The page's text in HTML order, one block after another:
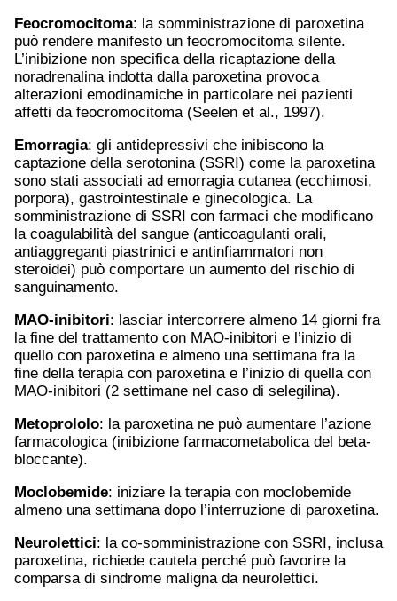
Feocromocitoma: la somministrazione di paroxetina
può rendere manifesto un feocromocitoma silente.
L’inibizione non specifica della ricaptazione della
noradrenalina indotta dalla paroxetina provoca
alterazioni emodinamiche in particolare nei pazienti
affetti da feocromocitoma (Seelen et al., 1997).
Emorragia: gli antidepressivi che inibiscono la
captazione della serotonina (SSRI) come la paroxetina
sono stati associati ad emorragia cutanea (ecchimosi,
porpora), gastrointestinale e ginecologica. La
somministrazione di SSRI con farmaci che modificano
la coagulabilità del sangue (anticoagulanti orali,
antiaggreganti piastrinici e antinfiammatori non
steroidei) può comportare un aumento del rischio di
sanguinamento.
MAO-inibitori: lasciar intercorrere almeno 14 giorni fra
la fine del trattamento con MAO-inibitori e l’inizio di
quello con paroxetina e almeno una settimana fra la
fine della terapia con paroxetina e l’inizio di quella con
MAO-inibitori (2 settimane nel caso di selegilina).
Metoprololo: la paroxetina ne può aumentare l’azione
farmacologica (inibizione farmacometabolica del beta-
bloccante).
Moclobemide: iniziare la terapia con moclobemide
almeno una settimana dopo l’interruzione di paroxetina.
Neurolettici: la co-somministrazione con SSRI, inclusa
paroxetina, richiede cautela perché può favorire la
comparsa di sindrome maligna da neurolettici.